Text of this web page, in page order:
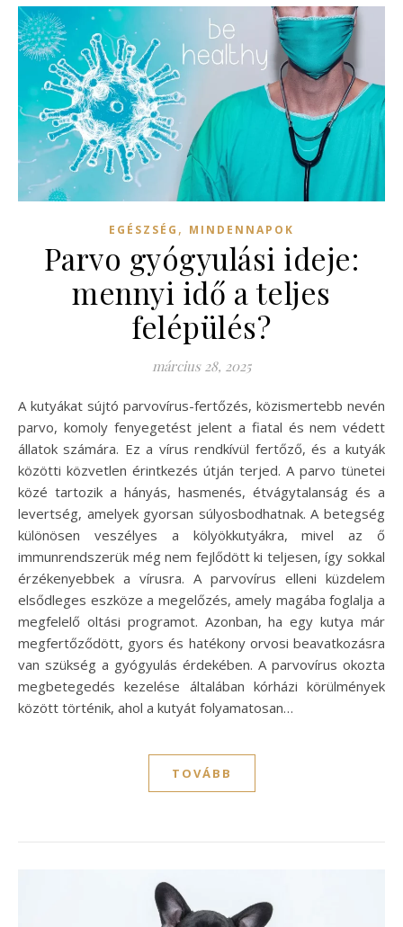
EGÉSZSÉG , MINDENNAPOK
Parvo gyógyulási ideje:
mennyi idő a teljes
felépülés?
március 28, 2025
A kutyákat sújtó parvovírus-fertőzés, közismertebb nevén
parvo, komoly fenyegetést jelent a fiatal és nem védett
állatok számára. Ez a vírus rendkívül fertőző, és a kutyák
közötti közvetlen érintkezés útján terjed. A parvo tünetei
közé tartozik a hányás, hasmenés, étvágytalanság és a
levertség, amelyek gyorsan súlyosbodhatnak. A betegség
különösen veszélyes a kölyökkutyákra, mivel az ő
immunrendszerük még nem fejlődött ki teljesen, így sokkal
érzékenyebbek a vírusra. A parvovírus elleni küzdelem
elsődleges eszköze a megelőzés, amely magába foglalja a
megfelelő oltási programot. Azonban, ha egy kutya már
megfertőződött, gyors és hatékony orvosi beavatkozásra
van szükség a gyógyulás érdekében. A parvovírus okozta
megbetegedés kezelése általában kórházi körülmények
között történik, ahol a kutyát folyamatosan…
TOVÁBB